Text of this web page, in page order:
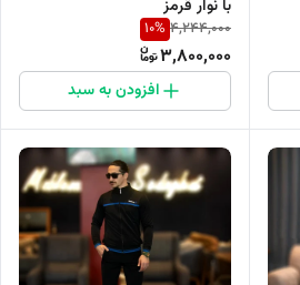
با نوار قرمز
4,244,000
10%
3,800,000
افزودن به سبد